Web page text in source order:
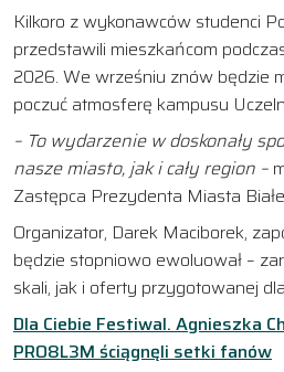
Kilkoro z wykonawców studenci
przedstawili mieszkańcom
2026. We wrześniu znów będzie
poczuć atmosferę kampusu
– To wydarzenie w doskonały
nasze miasto, jak i cały region –
Zastępca Prezydenta Miasta
Organizator, Darek Maciborek,
będzie stopniowo ewoluował –
skali, jak i oferty przygotowanej
Dla Ciebie Festiwal. Agnieszka
PRO8L3M ściągnęli setki fanów